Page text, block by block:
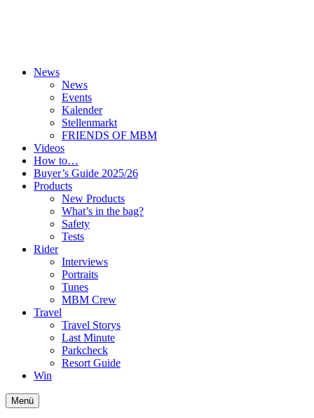
News
News
Events
Kalender
Stellenmarkt
FRIENDS OF MBM
Videos
How to…
Buyer’s Guide 2025/26
Products
New Products
What’s in the bag?
Safety
Tests
Rider
Interviews
Portraits
Tunes
MBM Crew
Travel
Travel Storys
Last Minute
Parkcheck
Resort Guide
Win
Menü